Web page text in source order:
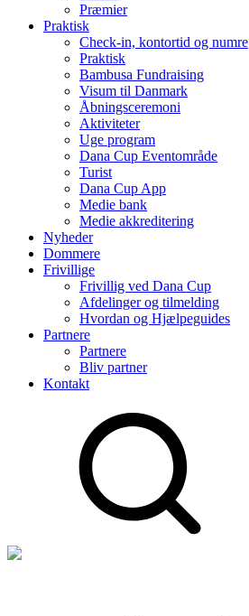
Præmier
Praktisk
Check-in, kontortid og numre
Praktisk
Bambusa Fundraising
Visum til Danmark
Åbningsceremoni
Aktiviteter
Uge program
Dana Cup Eventområde
Turist
Dana Cup App
Medie bank
Medie akkreditering
Nyheder
Dommere
Frivillige
Frivillig ved Dana Cup
Afdelinger og tilmelding
Hvordan og Hjælpeguides
Partnere
Partnere
Bliv partner
Kontakt